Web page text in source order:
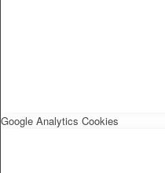
Google Analytics Cookies